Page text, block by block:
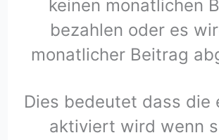
keinen monatlichen
bezahlen oder es
monatlicher Beitrag
Dies bedeutet dass die
aktiviert wird wenn